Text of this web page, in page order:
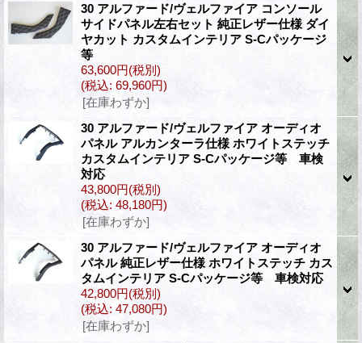
30 アルファード/ヴェルファイア コンソール
サイドパネル左右セット 純正レザー仕様 ダイ
ヤカット カスタムインテリア S-Cパッケージ
等
63,600円(税別)
(税込: 69,960円)
[在庫わずか]
30 アルファード/ヴェルファイア オーディオ
パネル アルカンターラ仕様 ホワイトステッチ
カスタムインテリア S-Cパッケージ等 車検
対応
43,800円(税別)
(税込: 48,180円)
[在庫わずか]
30 アルファード/ヴェルファイア オーディオ
パネル 純正レザー仕様 ホワイトステッチ カス
タムインテリア S-Cパッケージ等 車検対応
42,800円(税別)
(税込: 47,080円)
[在庫わずか]